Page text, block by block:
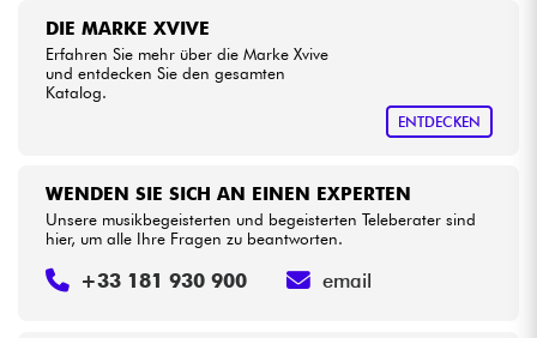
DIE MARKE XVIVE
Erfahren Sie mehr über die Marke Xvive
und entdecken Sie den gesamten
Katalog.
ENTDECKEN
WENDEN SIE SICH AN EINEN EXPERTEN
Unsere musikbegeisterten und begeisterten Teleberater sind
hier, um alle Ihre Fragen zu beantworten.
+33 181 930 900 email